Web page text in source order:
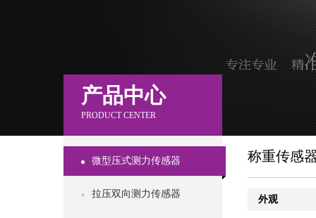
产品中心
PRODUCT CENTER
微型压式测力传感器
拉压双向测力传感器
称重传感
外观